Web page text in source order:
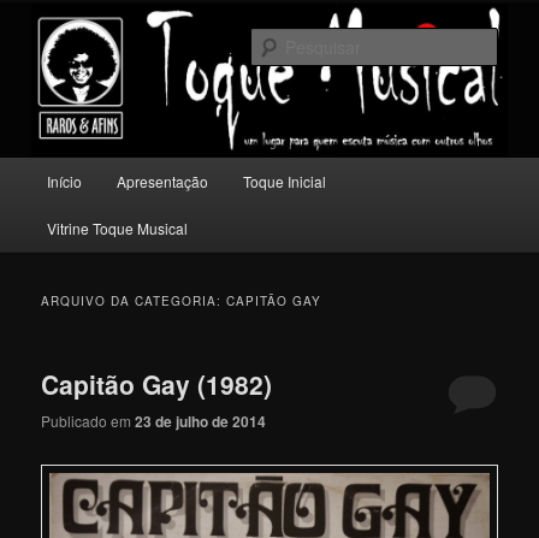
conteúdo
principal
conteúdo
secundário
Toque Musical
Um lugar para quem escuta música com outros olhos.
principal
Início Apresentação Toque Inicial
Vitrine Toque Musical
ARQUIVO DA CATEGORIA:CAPITÃO GAY
Capitão Gay (1982)
Publicado em23 de julho de 2014